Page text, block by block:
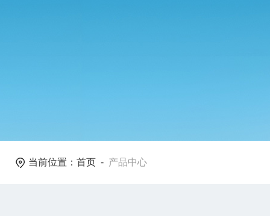
当前位置： 首页 - 产品中心